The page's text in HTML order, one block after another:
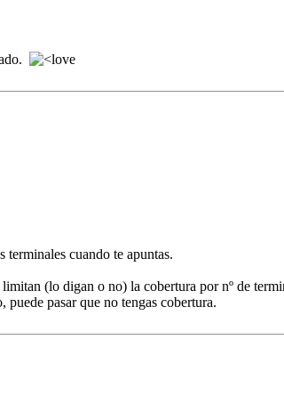
cuando te apuntas.
(lo digan o no) la cobertura por nº de
pasar que no tengas cobertura.